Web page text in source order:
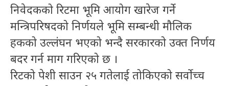
निवेदकको रिटमा भूमि आयोग खारेज गर्ने
मन्त्रिपरिषदको निर्णयले भूमि सम्बन्धी मौलिक
हकको उल्लंघन भएको भन्दै सरकारको उक्त निर्णय
बदर गर्न माग गरिएको छ ।
रिटको पेशी साउन २५ गतेलाई तोकिएको सर्वोच्च